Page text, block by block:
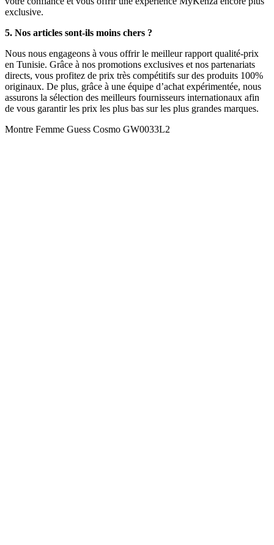
exclusive.
5. Nos articles sont-ils moins chers ?
Nous nous engageons à vous offrir le meilleur rapport qualité-prix
en Tunisie. Grâce à nos promotions exclusives et nos partenariats
directs, vous profitez de prix très compétitifs sur des produits 100%
originaux. De plus, grâce à une équipe d’achat expérimentée, nous
assurons la sélection des meilleurs fournisseurs internationaux afin
de vous garantir les prix les plus bas sur les plus grandes marques.
Montre Femme Guess Cosmo GW0033L2